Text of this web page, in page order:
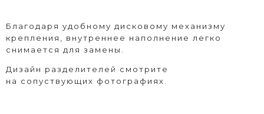
Благодаря удобному дисковому механизму
крепления, внутреннее наполнение легко
снимается для замены.
Дизайн разделителей смотрите
на сопуствующих фотографиях.